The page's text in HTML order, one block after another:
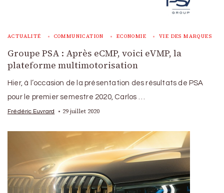
ACTUALITÉ COMMUNICATION ECONOMIE VIE DES MARQUES
Groupe PSA : Après eCMP, voici eVMP, la
plateforme multimotorisation
Hier, à l’occasion de la présentation des résultats de PSA
pour le premier semestre 2020, Carlos …
Frédéric Euvrard 29 juillet 2020